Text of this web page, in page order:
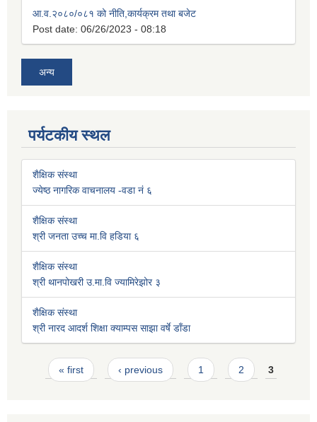
आ.व.२०८०/०८१ को नीति,कार्यक्रम तथा बजेट
Post date: 06/26/2023 - 08:18
अन्य
पर्यटकीय स्थल
शैक्षिक संस्था
ज्येष्ठ नागरिक वाचनालय -वडा नं ६
शैक्षिक संस्था
श्री जनता उच्च मा.वि हडिया ६
शैक्षिक संस्था
श्री थानपोखरी उ.मा.वि ज्यामिरेझोर ३
शैक्षिक संस्था
श्री नारद आदर्श शिक्षा क्याम्पस साझा वर्षे डाँडा
Pages
« first ‹ previous 1 2 3